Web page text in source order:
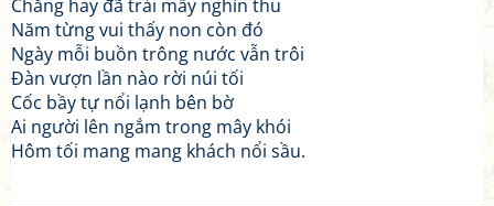
Chẳng hay đã trải mấy nghìn thu
Năm từng vui thấy non còn đó
Ngày mỗi buồn trông nước vẫn trôi
Đàn vượn lần nào rời núi tối
Cốc bầy tự nổi lạnh bên bờ
Ai người lên ngắm trong mây khói
Hôm tối mang mang khách nổi sầu.